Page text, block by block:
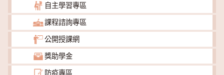
自主學習專區
課程諮詢專區
公開授課網
獎助學金
防疫專區